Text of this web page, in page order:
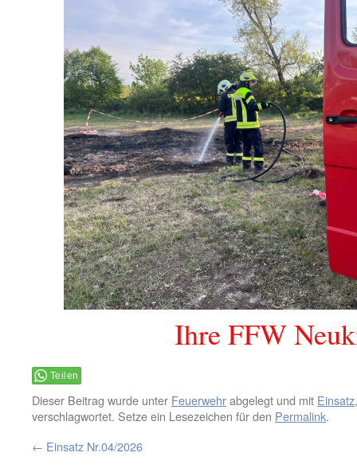
Ihre FFW
Teilen
Dieser Beitrag wurde unter Feuerwehrabgelegt und mit Einsatz
verschlagwortet. Setze ein Lesezeichen für den Permalink.
← Einsatz Nr.04/2026